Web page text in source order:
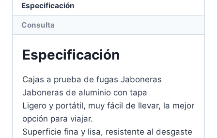
Especificación
Consulta
Especificación
Cajas a prueba de fugas Jaboneras
Jaboneras de aluminio con tapa
Ligero y portátil, muy fácil de llevar, la mejor
opción para viajar.
Superficie fina y lisa, resistente al desgaste